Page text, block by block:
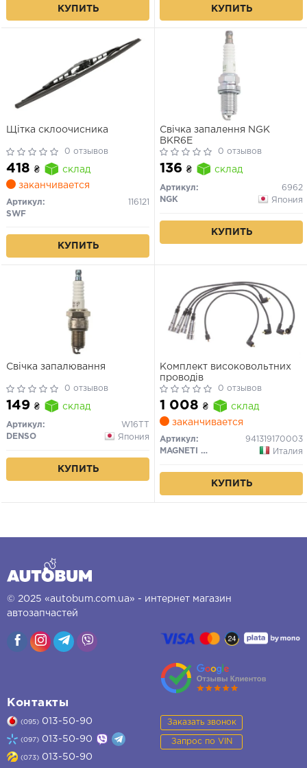
КУПИТЬ КУПИТЬ
Щітка склоочисника
0 отзывов
418 ₴
склад
заканчивается
Артикул:
116121
SWF
КУПИТЬ
Свічка запалення NGK
BKR6E
0 отзывов
136 ₴ склад
Артикул:
6962
NGK
Япония
КУПИТЬ
Свічка запалювання
0 отзывов
149 ₴ склад
Артикул:
W16TT
DENSO
Япония
КУПИТЬ
Комплект високовольтних
проводів
0 отзывов
1 008 ₴
склад
заканчивается
Артикул:
941319170003
MAGNETI MARELLI
Италия
КУПИТЬ
© 2025 «autobum.com.ua» - интернет магазин
автозапчастей
Контакты
(095) 013-50-90
(097) 013-50-90
(073) 013-50-90
Заказать звонок
Запрос по VIN